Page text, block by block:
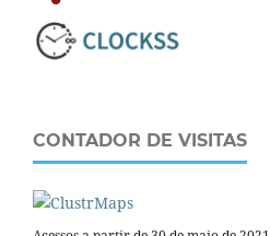
CONTADOR DE VISITAS